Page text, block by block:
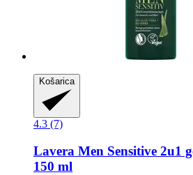
Košarica
4.3 (7)
Lavera Men Sensitive 2u1
150 ml